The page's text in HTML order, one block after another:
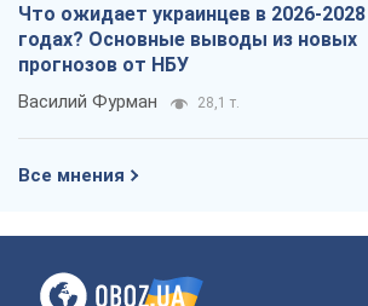
Что ожидает украинцев в 2026-2028
годах? Основные выводы из новых
прогнозов от НБУ
Василий Фурман 28,1 т.
Все мнения